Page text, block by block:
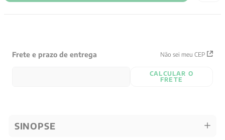
Frete e prazo de entrega Não sei meu CEP
CALCULAR O
FRETE
SINOPSE